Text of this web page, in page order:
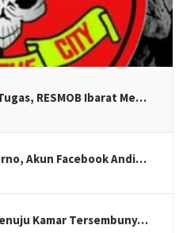
RESMOB Ibarat Me…
Akun Facebook Andi…
Kamar Tersembuny…